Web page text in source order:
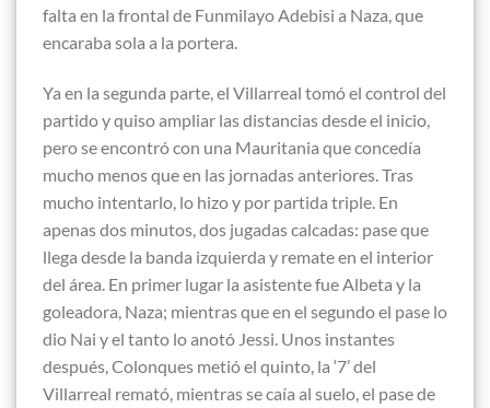
falta en la frontal de Funmilayo Adebisi a Naza, que
encaraba sola a la portera.
Ya en la segunda parte, el Villarreal tomó el control del
partido y quiso ampliar las distancias desde el inicio,
pero se encontró con una Mauritania que concedía
mucho menos que en las jornadas anteriores. Tras
mucho intentarlo, lo hizo y por partida triple. En
apenas dos minutos, dos jugadas calcadas: pase que
llega desde la banda izquierda y remate en el interior
del área. En primer lugar la asistente fue Albeta y la
goleadora, Naza; mientras que en el segundo el pase lo
dio Nai y el tanto lo anotó Jessi. Unos instantes
después, Colonques metió el quinto, la ‘7’ del
Villarreal remató, mientras se caía al suelo, el pase de